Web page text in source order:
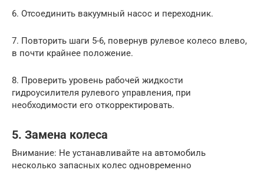
6. Отсоединить вакуумный насос и переходник.
7. Повторить шаги 5-6, повернув рулевое колесо влево,
в почти крайнее положение.
8. Проверить уровень рабочей жидкости
гидроусилителя рулевого управления, при
необходимости его откорректировать.
5. Замена колеса
Внимание: Не устанавливайте на автомобиль
несколько запасных колес одновременно